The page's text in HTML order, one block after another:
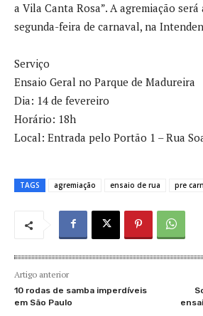
a Vila Canta Rosa”. A agremiação
segunda-feira de carnaval, na
Serviço
Ensaio Geral no Parque de Madureira
Dia: 14 de fevereiro
Horário: 18h
Local: Entrada pelo Portão 1 – Rua
TAGS agremiação ensaio de rua pre
Artigo anterior
10 rodas de samba imperdíveis
em São Paulo